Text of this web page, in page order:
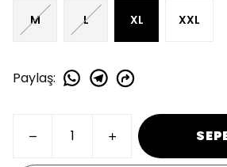
M L XL XXL
Paylaş: